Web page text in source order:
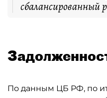
сбалансированный
По данным ЦБ РФ, по